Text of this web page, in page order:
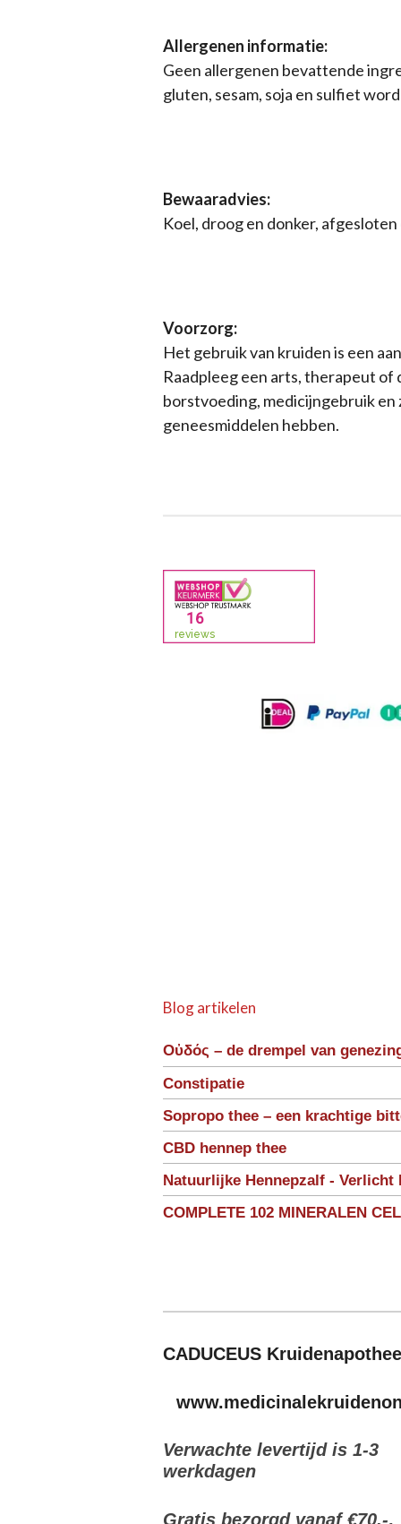
Allergenen informatie:
Geen allergenen bevattende
gluten, sesam, soja en sulfiet
Bewaaradvies:
Koel, droog en donker,
Voorzorg:
Het gebruik van kruiden is een
Raadpleeg een arts, therapeut of
borstvoeding, medicijngebruik
geneesmiddelen hebben.
Blog artikelen
Οὐδός – de drempel van
Constipatie
Sopropo thee – een krachtige
CBD hennep thee
Natuurlijke Hennepzalf - Verlicht
COMPLETE 102 MINERALEN
CADUCEUS
Verwachte levertijd is 1-3
werkdagen
Gratis bezorgd vanaf €70,-.